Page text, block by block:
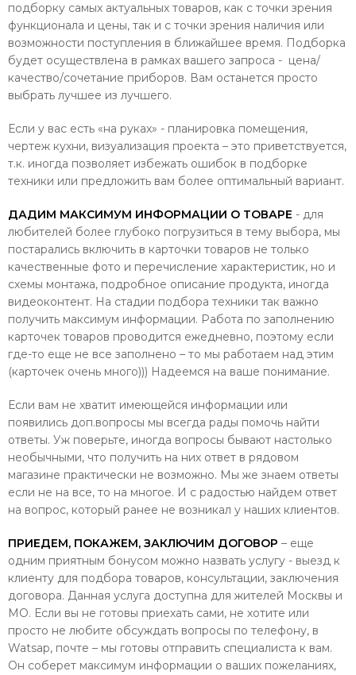
подборку самых актуальных товаров, как с точки зрения
функционала и цены, так и с точки зрения наличия или
возможности поступления в ближайшее время. Подборка
будет осуществлена в рамках вашего запроса - цена/
качество/сочетание приборов. Вам останется просто
выбрать лучшее из лучшего.
Если у вас есть «на руках» - планировка помещения,
чертеж кухни, визуализация проекта – это приветствуется,
т.к. иногда позволяет избежать ошибок в подборке
техники или предложить вам более оптимальный вариант.
ДАДИМ МАКСИМУМ ИНФОРМАЦИИ О ТОВАРЕ - для
любителей более глубоко погрузиться в тему выбора, мы
постарались включить в карточки товаров не только
качественные фото и перечисление характеристик, но и
схемы монтажа, подробное описание продукта, иногда
видеоконтент. На стадии подбора техники так важно
получить максимум информации. Работа по заполнению
карточек товаров проводится ежедневно, поэтому если
где-то еще не все заполнено – то мы работаем над этим
(карточек очень много))) Надеемся на ваше понимание.
Если вам не хватит имеющейся информации или
появились доп.вопросы мы всегда рады помочь найти
ответы. Уж поверьте, иногда вопросы бывают настолько
необычными, что получить на них ответ в рядовом
магазине практически не возможно. Мы же знаем ответы
если не на все, то на многое. И с радостью найдем ответ
на вопрос, который ранее не возникал у наших клиентов.
ПРИЕДЕМ, ПОКАЖЕМ, ЗАКЛЮЧИМ ДОГОВОР – еще
одним приятным бонусом можно назвать услугу - выезд к
клиенту для подбора товаров, консультации, заключения
договора. Данная услуга доступна для жителей Москвы и
МО. Если вы не готовы приехать сами, не хотите или
просто не любите обсуждать вопросы по телефону, в
Watsap, почте – мы готовы отправить специалиста к вам.
Он соберет максимум информации о ваших пожеланиях,